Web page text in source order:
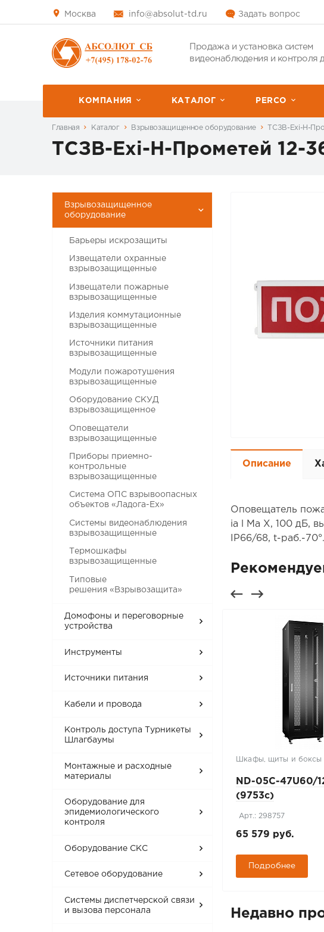
Москва info@absolut-td.ru Задать вопрос
Продажа и установка систем
видеонаблюдения и контроля
КОМПАНИЯ КАТАЛОГ PERCО
Главная Каталог Взрывозащищенное оборудование ТСЗВ-Exi-Н-
ТСЗВ-Exi-Н-Прометей
Взрывозащищенное
оборудование
Барьеры искрозащиты
Извещатели охранные
взрывозащищенные
Извещатели пожарные
взрывозащищенные
Изделия коммутационные
взрывозащищенные
Источники питания
взрывозащищенные
Модули пожаротушения
взрывозащищенные
Оборудование СКУД
взрывозащищенное
Оповещатели
взрывозащищенные
Приборы приемно-
контрольные
взрывозащищенные
Система ОПС взрывоопасных
объектов «Ладога-Ex»
Системы видеонаблюдения
взрывозащищенные
Термошкафы
взрывозащищенные
Типовые
решения «Взрывозащита»
Домофоны и переговорные
устройства
Инструменты
Источники питания
Кабели и провода
Контроль доступа Турникеты
Шлагбаумы
Монтажные и расходные
материалы
Оборудование для
эпидемиологического
контроля
Оборудование СКС
Сетевое оборудование
Системы диспетчерской связи
и вызова персонала
Описание
Оповещатель
ia l Ma X, 100 дБ,
IP66/68, t-раб.-
Tfortis FSE-2C
Арт.: 232644
Шкафы, щиты и боксы
ND-05C-47U60/
(9753c)
Арт.: 298757
65 579 руб.
Подробнее
Недавно